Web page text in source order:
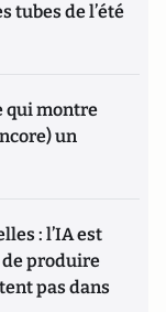
tubes de l’été
qui montre
un
: l’IA est
produire
pas dans